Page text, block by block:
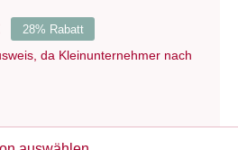
28% Rabatt
da Kleinunternehmer nach